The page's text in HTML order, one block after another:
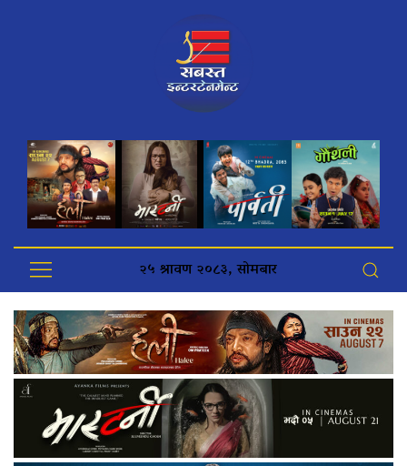
२५ श्रावण २०८३, सोमबार